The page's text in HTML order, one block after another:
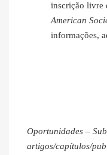
inscrição livre
American
informações,
Oportunidades –
artigos/capítulos/